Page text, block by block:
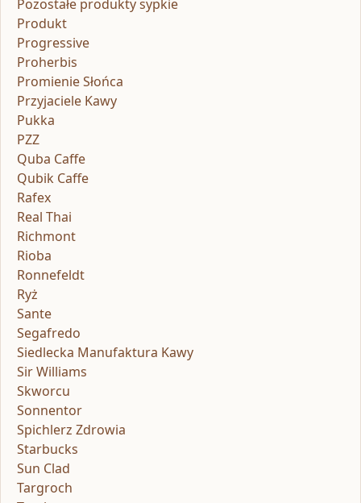
Pozostałe produkty sypkie
Produkt
Progressive
Proherbis
Promienie Słońca
Przyjaciele Kawy
Pukka
PZZ
Quba Caffe
Qubik Caffe
Rafex
Real Thai
Richmont
Rioba
Ronnefeldt
Ryż
Sante
Segafredo
Siedlecka Manufaktura Kawy
Sir Williams
Skworcu
Sonnentor
Spichlerz Zdrowia
Starbucks
Sun Clad
Targroch